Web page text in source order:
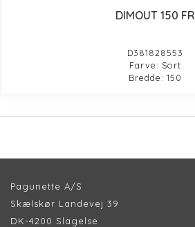
DIMOUT 150 FR
D381828553
Farve: Sort
Bredde: 150
Pagunette A/S
Skælskør Landevej 39
DK-4200 Slagelse